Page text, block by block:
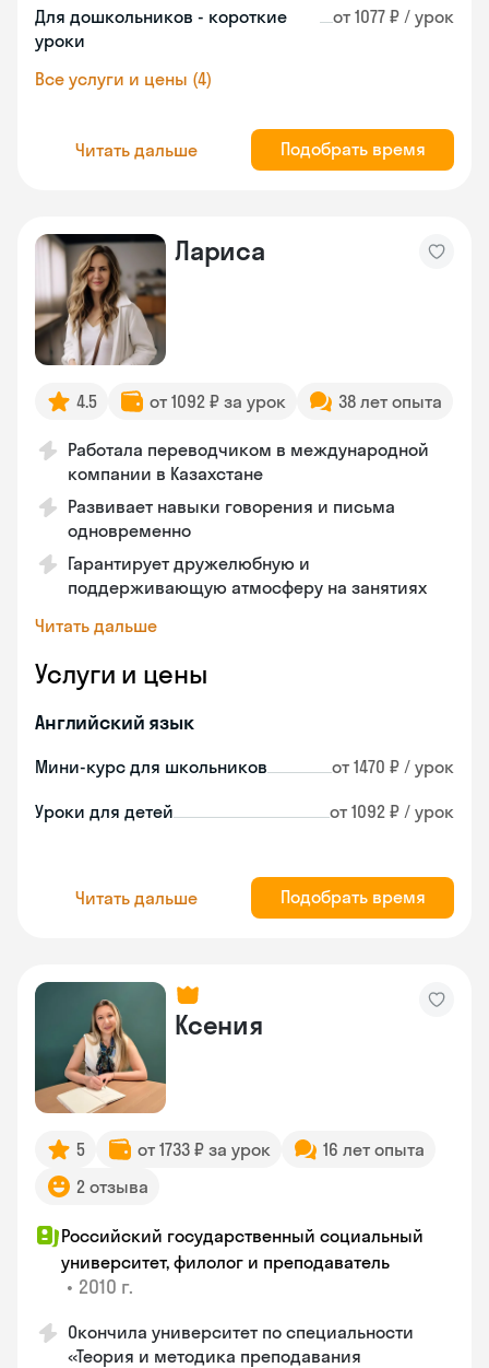
Для дошкольников - короткие
уроки
от 1077 ₽ / урок
Все услуги и цены (4)
Читать дальше Подобрать время
Лариса
4.5 от 1092 ₽ за урок 38 лет опыта
Работала переводчиком в международной
компании в Казахстане
Развивает навыки говорения и письма
одновременно
Гарантирует дружелюбную и
поддерживающую атмосферу на занятиях
Читать дальше
Услуги и цены
Английский язык
Мини-курс для школьников от 1470 ₽ / урок
Уроки для детей от 1092 ₽ / урок
Читать дальше Подобрать время
Ксения
5 от 1733 ₽ за урок
16 лет опыта
2 отзыва
Российский государственный социальный
университет, филолог и преподаватель
• 2010 г.
Окончила университет по специальности
«Теория и методика преподавания